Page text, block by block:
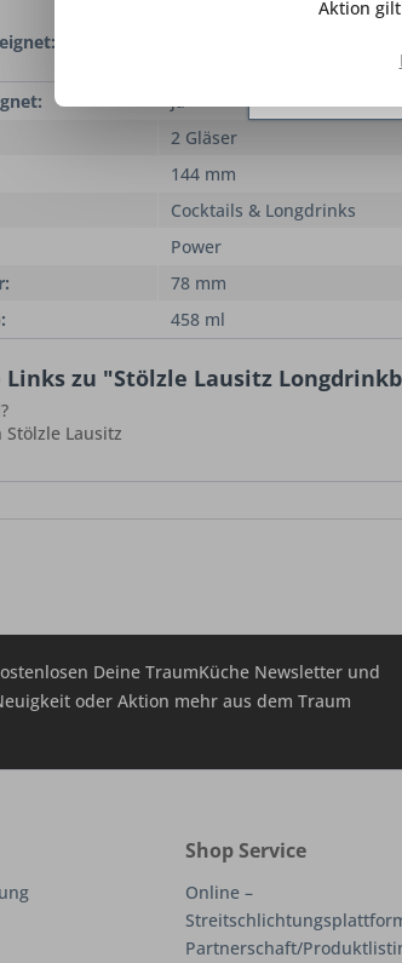
ja
2 Gläser
144 mm
Cocktails & Longdrinks
Power
78 mm
458 ml
zu "Stölzle Lausitz
Lausitz
Deine TraumKüche Newsletter und
oder Aktion mehr aus dem Traum
Shop Service
Online –
Partnerschaft/
Aktion gilt
Ihrer